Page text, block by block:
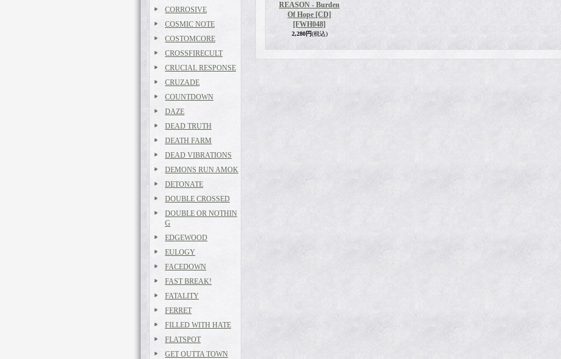
CORROSIVE
COSMIC NOTE
COSTOMCORE
CROSSFIRECULT
CRUCIAL RESPONSE
CRUZADE
COUNTDOWN
DAZE
DEAD TRUTH
DEATH FARM
DEAD VIBRATIONS
DEMONS RUN AMOK
DETONATE
DOUBLE CROSSED
DOUBLE OR NOTHIN
G
EDGEWOOD
EULOGY
FACEDOWN
FAST BREAK!
FATALITY
FERRET
FILLED WITH HATE
FLATSPOT
GET OUTTA TOWN
REASON - Burden
Of Hope [CD]
[FWH048]
2,280円(税込)